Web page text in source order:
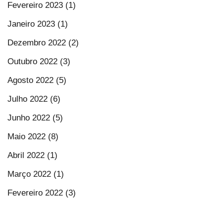
Fevereiro 2023 (1)
Janeiro 2023 (1)
Dezembro 2022 (2)
Outubro 2022 (3)
Agosto 2022 (5)
Julho 2022 (6)
Junho 2022 (5)
Maio 2022 (8)
Abril 2022 (1)
Março 2022 (1)
Fevereiro 2022 (3)